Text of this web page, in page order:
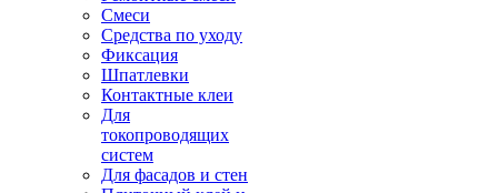
Смеси
Средства по уходу
Фиксация
Шпатлевки
Контактные клеи
Для
токопроводящих
систем
Для фасадов и стен